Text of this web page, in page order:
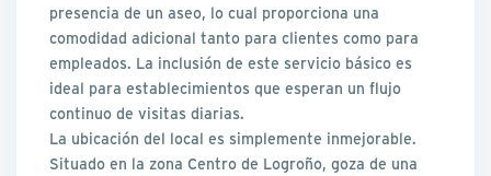
presencia de un aseo, lo cual proporciona una
comodidad adicional tanto para clientes como para
empleados. La inclusión de este servicio básico es
ideal para establecimientos que esperan un flujo
continuo de visitas diarias.
La ubicación del local es simplemente inmejorable.
Situado en la zona Centro de Logroño, goza de una